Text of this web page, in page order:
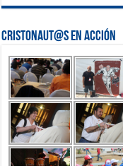
Cristonaut@s en Acción